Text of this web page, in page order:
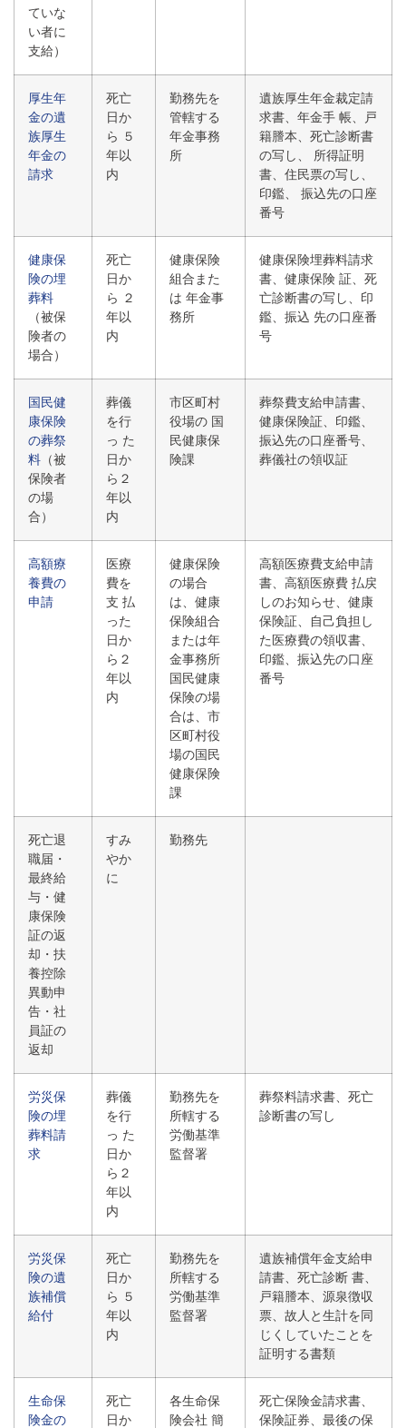
ていな
い者に
支給）
厚生年
金の遺
族厚生
年金の
請求
死亡
日か
ら ５
年以
内
勤務先を
管轄する
年金事務
所
遺族厚生年金裁定請
求書、年金手 帳、戸
籍謄本、死亡診断書
の写し、 所得証明
書、住民票の写し、
印鑑、 振込先の口座
番号
健康保
険の埋
葬料
（被保
険者の
場合）
死亡
日か
ら ２
年以
内
健康保険
組合また
は 年金事
務所
健康保険埋葬料請求
書、健康保険 証、死
亡診断書の写し、印
鑑、振込 先の口座番
号
国民健
康保険
の葬祭
料 （被
保険者
の場
合）
葬儀
を行
っ た
日か
ら２
年以
内
市区町村
役場の 国
民健康保
険課
葬祭費支給申請書、
健康保険証、印鑑、
振込先の口座番号、
葬儀社の領収証
高額療
養費の
申請
医療
費を
支 払
った
日か
ら２
年以
内
健康保険
の場合
は、健康
保険組合
または年
金事務所
国民健康
保険の場
合は、市
区町村役
場の国民
健康保険
課
高額医療費支給申請
書、高額医療費 払戻
しのお知らせ、健康
保険証、自己負担し
た医療費の領収書、
印鑑、振込先の口座
番号
死亡退
職届・
最終給
与・健
康保険
証の返
却・扶
養控除
異動申
告・社
員証の
返却
すみ
やか
に
勤務先
労災保
険の埋
葬料請
求
葬儀
を行
っ た
日か
ら２
年以
内
勤務先を
所轄する
労働基準
監督署
葬祭料請求書、死亡
診断書の写し
労災保
険の遺
族補償
給付
死亡
日か
ら ５
年以
内
勤務先を
所轄する
労働基準
監督署
遺族補償年金支給申
請書、死亡診断 書、
戸籍謄本、源泉徴収
票、故人と生計を同
じくしていたことを
証明する書類
生命保
険金の
死亡
日か
各生命保
険会社 簡
死亡保険金請求書、
保険証券、最後の保